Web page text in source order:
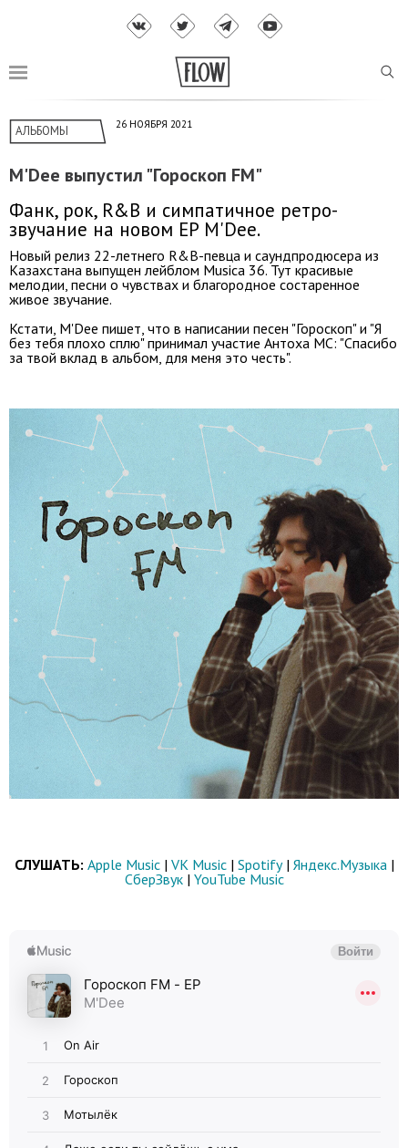
АЛЬБОМЫ 26 НОЯБРЯ 2021
M'Dee выпустил "Гороскоп FM"
Фанк, рок, R&B и симпатичное ретро-
звучание на новом EP M'Dee.
Новый релиз 22-летнего R&B-певца и саундпродюсера из
Казахстана выпущен лейблом Musica 36. Тут красивые
мелодии, песни о чувствах и благородное состаренное
живое звучание.
Кстати, M'Dee пишет, что в написании песен "Гороскоп" и "Я
без тебя плохо сплю" принимал участие Антоха МС: "Спасибо
за твой вклад в альбом, для меня это честь".
СЛУШАТЬ: Apple Music| VK Music| Spotify| Яндекс.Музыка |
СберЗвук| YouTube Music